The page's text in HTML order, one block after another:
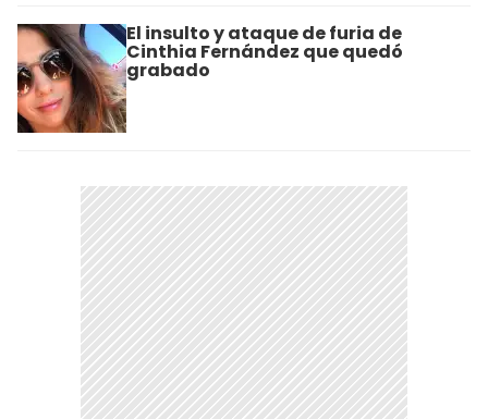
El insulto y ataque de furia de
Cinthia Fernández que quedó
grabado